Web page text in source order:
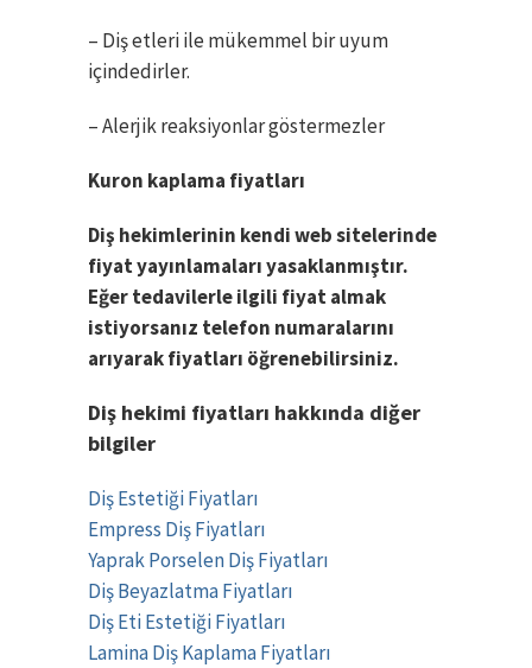
– Diş etleri ile mükemmel bir uyum
içindedirler.
– Alerjik reaksiyonlar göstermezler
Kuron kaplama fiyatları
Diş hekimlerinin kendi web sitelerinde
fiyat yayınlamaları yasaklanmıştır.
Eğer tedavilerle ilgili fiyat almak
istiyorsanız telefon numaralarını
arıyarak fiyatları öğrenebilirsiniz.
Diş hekimi fiyatları hakkında diğer
bilgiler
Diş Estetiği Fiyatları
Empress Diş Fiyatları
Yaprak Porselen Diş Fiyatları
Diş Beyazlatma Fiyatları
Diş Eti Estetiği Fiyatları
Lamina Diş Kaplama Fiyatları